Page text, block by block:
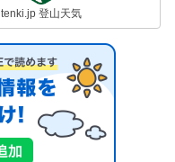
tenki.jp 登山天気